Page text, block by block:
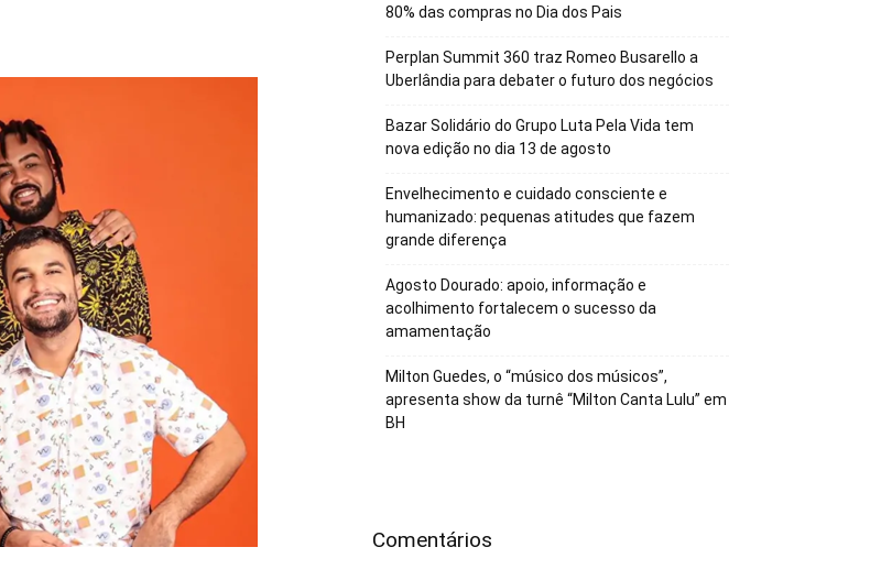
80% das compras no Dia dos Pais
Perplan Summit 360 traz Romeo Busarello a
Uberlândia para debater o futuro dos negócios
Bazar Solidário do Grupo Luta Pela Vida tem
nova edição no dia 13 de agosto
Envelhecimento e cuidado consciente e
humanizado: pequenas atitudes que fazem
grande diferença
Agosto Dourado: apoio, informação e
acolhimento fortalecem o sucesso da
amamentação
Milton Guedes, o “músico dos músicos”,
apresenta show da turnê “Milton Canta Lulu” em
BH
Comentários